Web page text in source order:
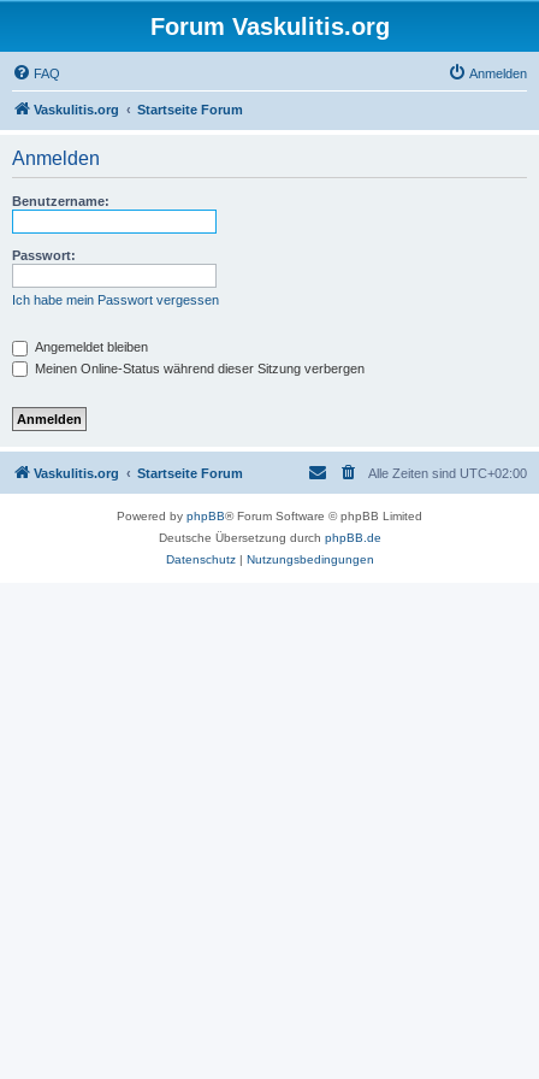
Forum Vaskulitis.org
FAQ Anmelden
Vaskulitis.org Startseite Forum
Anmelden
Benutzername:
Passwort:
Ich habe mein Passwort vergessen
Angemeldet bleiben
Meinen Online-Status während dieser Sitzung verbergen
Vaskulitis.org Startseite Forum Alle Zeiten sind UTC+02:00
Powered by phpBB® Forum Software © phpBB Limited
Deutsche Übersetzung durch phpBB.de
Datenschutz| Nutzungsbedingungen